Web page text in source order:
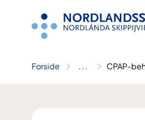
Forside .. . CPAP-